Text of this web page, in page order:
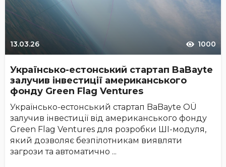
13.03.26 1000
Українсько-естонський стартап BaBayte
залучив інвестиції американського
фонду Green Flag Ventures
Українсько-естонський стартап BaBayte OÜ
залучив інвестиції від американського фонду
Green Flag Ventures для розробки ШІ-модуля,
який дозволяє безпілотникам виявляти
загрози та автоматично ...